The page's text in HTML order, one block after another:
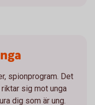
spionprogram. Det
sig mot unga
dig som är ung.